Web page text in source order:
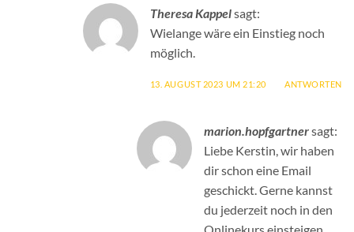
Theresa Kappelsagt:
Wielange wäre ein Einstieg noch
möglich.
13. AUGUST 2023 UM 21:20 ANTWORTEN
marion.hopfgartnersagt:
Liebe Kerstin, wir haben
dir schon eine Email
geschickt. Gerne kannst
du jederzeit noch in den